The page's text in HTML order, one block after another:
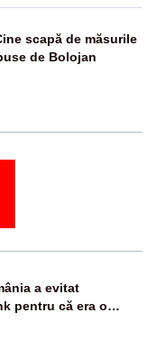
scapă de măsurile
de Bolojan
a evitat
pentru că era o
și fondurile de